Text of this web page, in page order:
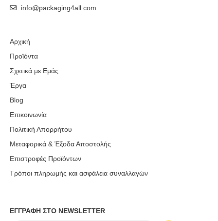
info@packaging4all.com
Αρχική
Προϊόντα
Σχετικά με Εμάς
Έργα
Blog
Επικοινωνία
Πολιτική Απορρήτου
Μεταφορικά & Έξοδα Αποστολής
Επιστροφές Προϊόντων
Τρόποι πληρωμής και ασφάλεια συναλλαγών
ΕΓΓΡΑΦΗ ΣΤΟ NEWSLETTER